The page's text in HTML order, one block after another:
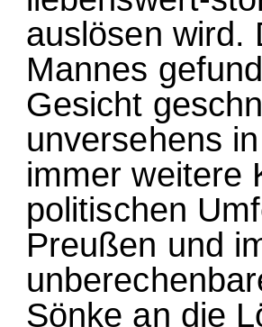
auslösen wird.
Mannes
Gesicht
unversehens
immer weitere
politischen
Preußen und
Sönke an die